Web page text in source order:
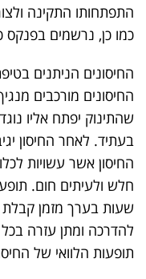
התפתחותו התקינה
כמו כן, נרשמים בפנקס
החיסונים הניתנים
החיסונים מורכבים
שהתינוק יפתח אליו
בעתיד. לאחר החיסון
החיסון אשר עשויות
חלש ולעיתים חום.
שעות בערך מזמן קבלת
להדרכה ומתן עזרה
תופעות הלוואי של